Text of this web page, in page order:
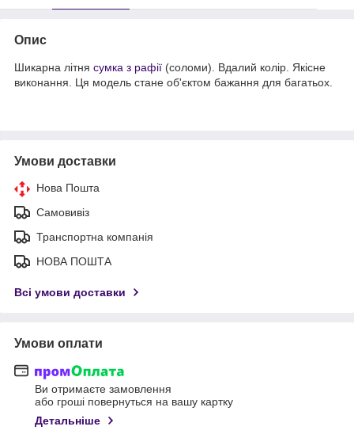
Опис
Шикарна літня сумка з рафії (соломи). Вдалий колір. Якісне
виконання. Ця модель стане об'єктом бажання для багатьох.
Умови доставки
Нова Пошта
Самовивіз
Транспортна компанія
НОВА ПОШТА
Всі умови доставки
Умови оплати
Ви отримаєте замовлення
або гроші повернуться на вашу картку
Детальніше